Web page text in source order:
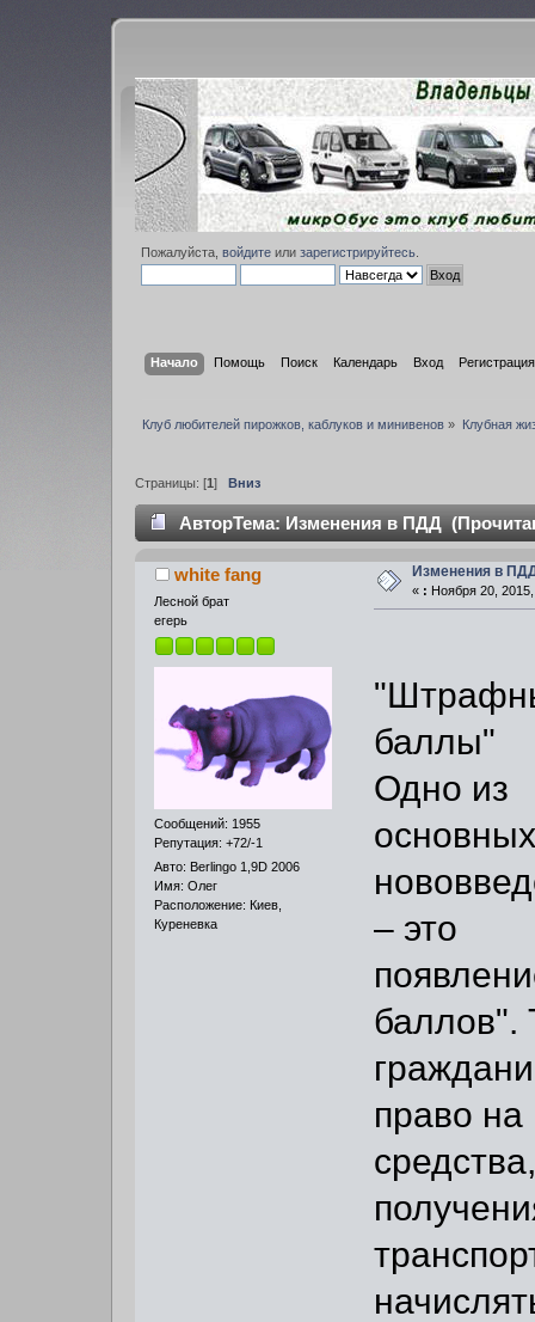
Пожалуйста,войдите илизарегистрируйтесь
Начало Помощь Поиск Календарь Вход Регистрация
Клуб любителей пирожков, каблуков и минивенов » Клубная
Страницы: [1] Вниз
АвторТема: Изменения в ПДД
white fang
Лесной брат
егерь
Сообщений: 1955
Репутация: +72/-1
Авто: Berlingo 1,9D 2006
Имя: Олег
Расположение: Киев,
Куреневка
Изменения в
« : Ноября 20,
баллы"
Одно из
основных
– это
баллов".
право на